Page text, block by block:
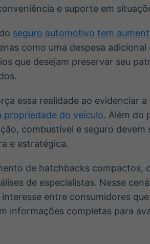
e suporte em
seguro automotivo tem
como uma despesa adicional
que desejam preservar seu
essa realidade ao evidenciar a
propriedade do veículo. Além do
combustível e seguro devem
e estratégica.
de hatchbacks compactos,
de especialistas. Nesse
entre consumidores
informações completas para